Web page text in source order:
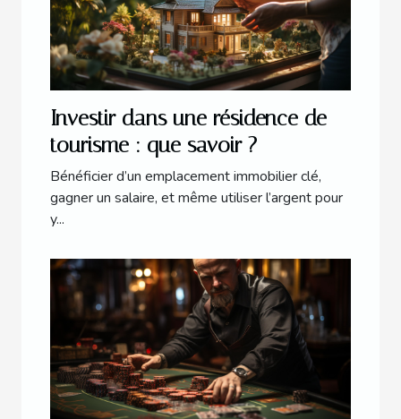
Investir dans une résidence de
tourisme : que savoir ?
Bénéficier d’un emplacement immobilier clé,
gagner un salaire, et même utiliser l’argent pour
y...